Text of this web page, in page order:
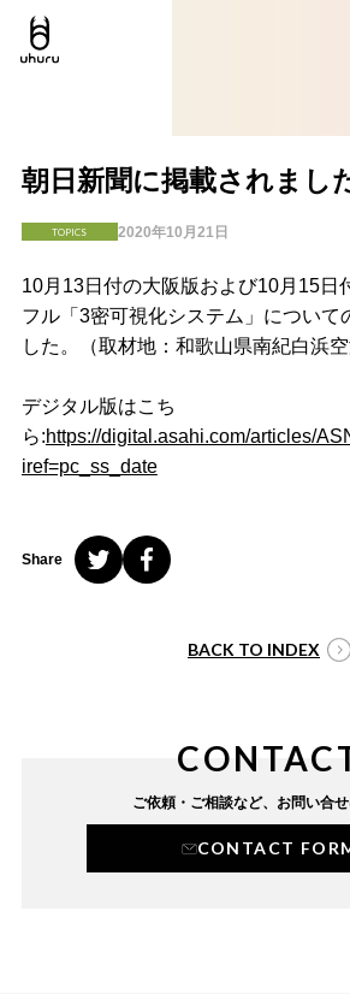
朝日新聞に掲載されまし
TOPICS 2020年10月21日
10月13日付の大阪版および10月15日
フル「3密可視化システム」について
した。（取材地：和歌山県南紀白浜空
デジタル版はこち
ら:https://digital.asahi.com/articles/
iref=pc_ss_date
Share
BACK TO INDEX
ご依頼・ご相談など、 お問い合
CONTACT